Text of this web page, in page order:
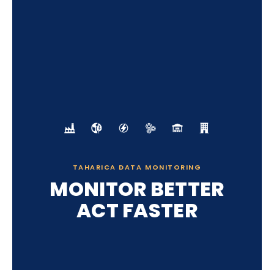
TAHARICA DATA MONITORING
MONITOR BETTER
ACT FASTER